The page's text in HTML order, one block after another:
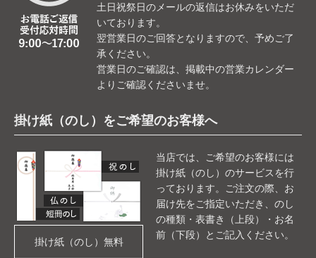
土日祝祭日のメールの返信はお休みをいただ
いております。
翌営業日のご回答となりますので、予めご了
承ください。
営業日のご確認は、掲載中の営業カレンダー
よりご確認くださいませ。
掛け紙（のし）をご希望のお客様へ
掛け紙（のし）無料
当店では、ご希望のお客様には
掛け紙（のし）のサービスを行
っております。ご注文の際、お
届け先をご指定いただき、のし
の種類・表書き（上段）・お名
前（下段）とご記入ください。